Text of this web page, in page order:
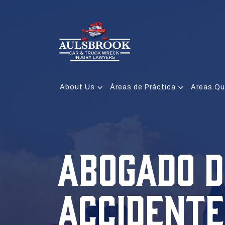
About Us Áreas de Práctica Areas
ABOGADO